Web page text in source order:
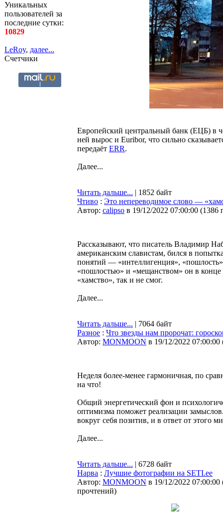
Уникальных
пользователей за
последние сутки:
10829
LeRoy, далее...
Счетчики
Европейский центральный банк (ЕЦБ) в
ней вырос и Euribor, что сильно
передаёт ERR.
Далее...
Читать дальше... | 1852 байт
Чтиво : Это непереводимое слово —
Автор: calipso в 19/12/2022 07:00:00 (1386
Рассказывают, что писатель Владимир
американским славистам, бился в
понятий — «интеллигенция»,
«пошлостью» и «мещанством» он в конце
«хамство», так и не смог.
Далее...
Читать дальше... | 7064 байт
Разное : Что звезды нам пророчат:
Автор: MONMOON в 19/12/2022 07:00:00
Неделя более-менее гармоничная, по
на что!
Общий энергетический фон и
оптимизма поможет реализации
вокруг себя позитив, и в ответ от этого
Далее...
Читать дальше... | 6728 байт
Нарва : Лучшие фотографии на SETI.ee
Автор: MONMOON в 19/12/2022 07:00:00
прочтений)